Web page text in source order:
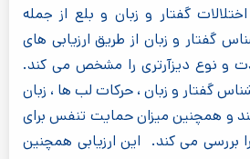
گفتار و زبان و بلع از جمله
گفتار و زبان از طریق ارزیابی های
و نوع دیزآرتری را مشخص می کند.
گفتار و زبان ، حرکات لب ها ، زبان
و همچنین میزان حمایت تنفس برای
بررسی می کند. این ارزیابی همچنین